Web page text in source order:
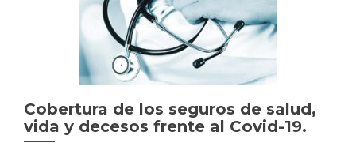
Cobertura de los seguros de salud,
vida y decesos frente al Covid-19.